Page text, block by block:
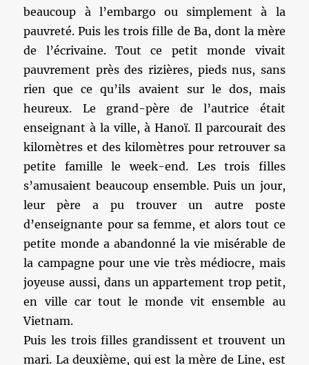
beaucoup à l’embargo ou simplement à la
pauvreté. Puis les trois fille de Ba, dont la mère
de l’écrivaine. Tout ce petit monde vivait
pauvrement près des rizières, pieds nus, sans
rien que ce qu’ils avaient sur le dos, mais
heureux. Le grand-père de l’autrice était
enseignant à la ville, à Hanoï. Il parcourait des
kilomètres et des kilomètres pour retrouver sa
petite famille le week-end. Les trois filles
s’amusaient beaucoup ensemble. Puis un jour,
leur père a pu trouver un autre poste
d’enseignante pour sa femme, et alors tout ce
petite monde a abandonné la vie misérable de
la campagne pour une vie très médiocre, mais
joyeuse aussi, dans un appartement trop petit,
en ville car tout le monde vit ensemble au
Vietnam.
Puis les trois filles grandissent et trouvent un
mari. La deuxième, qui est la mère de Line, est